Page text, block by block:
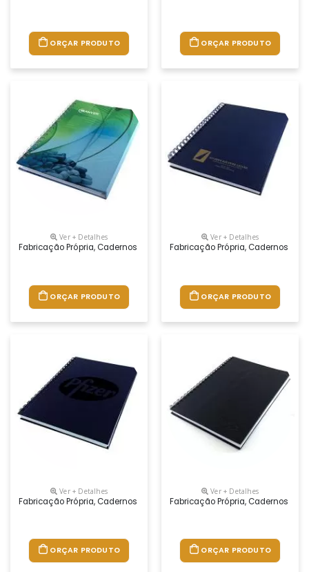
ORÇAR PRODUTO ORÇAR PRODUTO
Ver + Detalhes
Fabricação Própria, Cadernos Personalizados Do Seu Jeito.tamanhos
ORÇAR PRODUTO
Ver + Detalhes
Fabricação Própria, Cadernos
ORÇAR PRODUTO
Ver + Detalhes
Fabricação Própria, Cadernos Personalizados Do Seu Jeito.tamanhos
ORÇAR PRODUTO
Ver + Detalhes
Fabricação Própria, Cadernos
ORÇAR PRODUTO